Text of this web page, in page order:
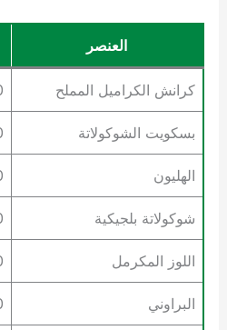
العنصر
كرانش الكراميل المملح
بسكويت الشوكولاتة
الهليون
شوكولاتة بلجيكية
اللوز المكرمل
البراوني